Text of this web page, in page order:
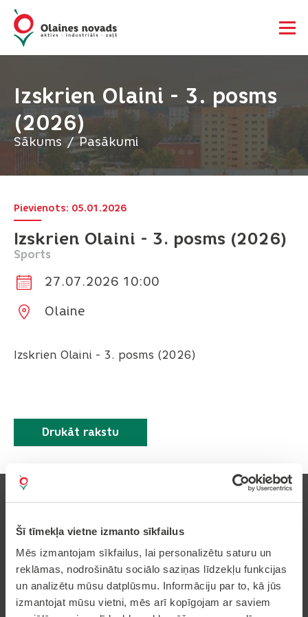
Šī tīmekļa vietne izmanto sīkfailus
Mēs izmantojam sīkfailus, lai personalizētu saturu un
reklāmas, nodrošinātu sociālo saziņas līdzekļu funkcijas
un analizētu mūsu datplūsmu. Informāciju par to, kā jūs
izmantojat mūsu vietni, mēs arī kopīgojam ar saviem
Izskrien Olaini - 3. posms
(2026)
Sākums Pasākumi
Izskrien Olaini - 3. posms (2026)
Pievienots: 05.01.2026
Sports
27.07.2026 10:00
Olaine
Izskrien Olaini - 3. posms (2026)
Drukāt rakstu
Pierakstīties uz avīzi